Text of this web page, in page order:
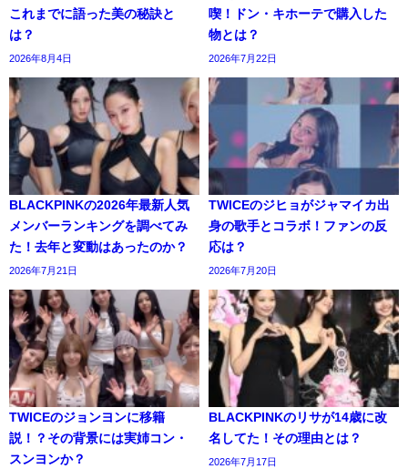
これまでに語った美の秘訣と
は？
2026年8月4日
喫！ドン・キホーテで購入した
物とは？
2026年7月22日
BLACKPINKの2026年最新人気
メンバーランキングを調べてみ
た！去年と変動はあったのか？
2026年7月21日
TWICEのジヒョがジャマイカ出
身の歌手とコラボ！ファンの反
応は？
2026年7月20日
TWICEのジョンヨンに移籍
説！？その背景には実姉コン・
スンヨンか？
BLACKPINKのリサが14歳に改
名してた！その理由とは？
2026年7月17日